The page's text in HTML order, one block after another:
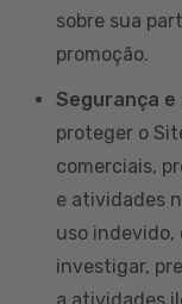
sobre sua
promoção.
Segurança
proteger o
comerciais,
e atividades
uso indevido,
investigar,
a atividades